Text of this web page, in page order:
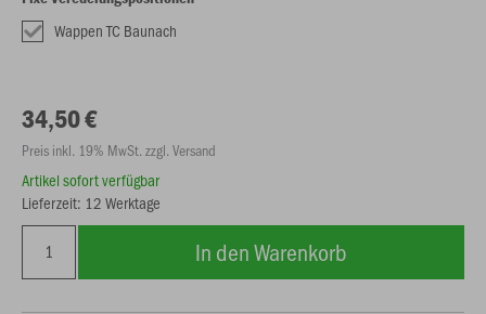
Wappen TC Baunach
34,50 €
Preis inkl. 19% MwSt. zzgl. Versand
Artikel sofort verfügbar
Lieferzeit: 12 Werktage
In den Warenkorb